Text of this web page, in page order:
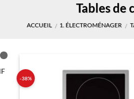
Tables de
ACCUEIL / 1. ÉLECTROMÉNAGER /
-38%